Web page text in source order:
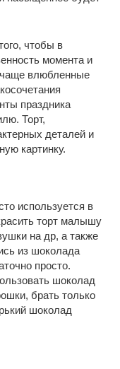
чтобы в
момента и
влюбленные
праздника
Торт,
деталей и
картинку.
используется в
торт малышу
на др, а также
из шоколада
просто.
шоколад
брать только
шоколад